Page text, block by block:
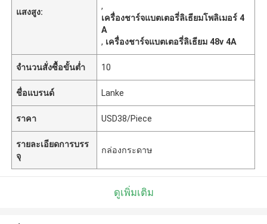
แสงสูง:
,
เครื่องชาร์จแบตเตอรี่ลิเธียมโพลิเมอร์ 4
A
, เครื่องชาร์จแบตเตอรี่ลิเธียม 48v 4A
จำนวนสั่งซื้อขั้นต่ำ 10
ชื่อแบรนด์ Lanke
ราคา USD38/Piece
รายละเอียดการบรร
จุ
กล่องกระดาษ
ดูเพิ่มเติม